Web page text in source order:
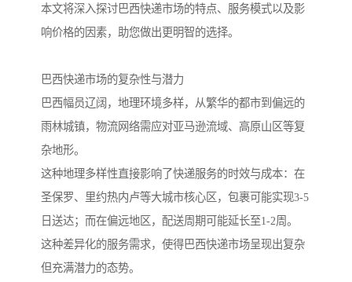
本文将深入探讨巴西快递市场的特点、服务模式以及影
响价格的因素，助您做出更明智的选择。
巴西快递市场的复杂性与潜力
巴西幅员辽阔，地理环境多样，从繁华的都市到偏远的
雨林城镇，物流网络需应对亚马逊流域、高原山区等复
杂地形。
这种地理多样性直接影响了快递服务的时效与成本：在
圣保罗、里约热内卢等大城市核心区，包裹可能实现3-5
日送达；而在偏远地区，配送周期可能延长至1-2周。
这种差异化的服务需求，使得巴西快递市场呈现出复杂
但充满潜力的态势。